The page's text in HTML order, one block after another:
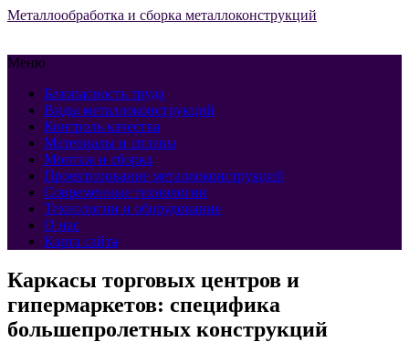
Металлообработка и сборка металлоконструкций
Меню
Безопасность труда
Виды металлоконструкций
Контроль качества
Материалы и сплавы
Монтаж и сборка
Проектирование металлоконструкций
Современные технологии
Технологии и оборудование
О нас
Карта сайта
Каркасы торговых центров и
гипермаркетов: специфика
большепролетных конструкций